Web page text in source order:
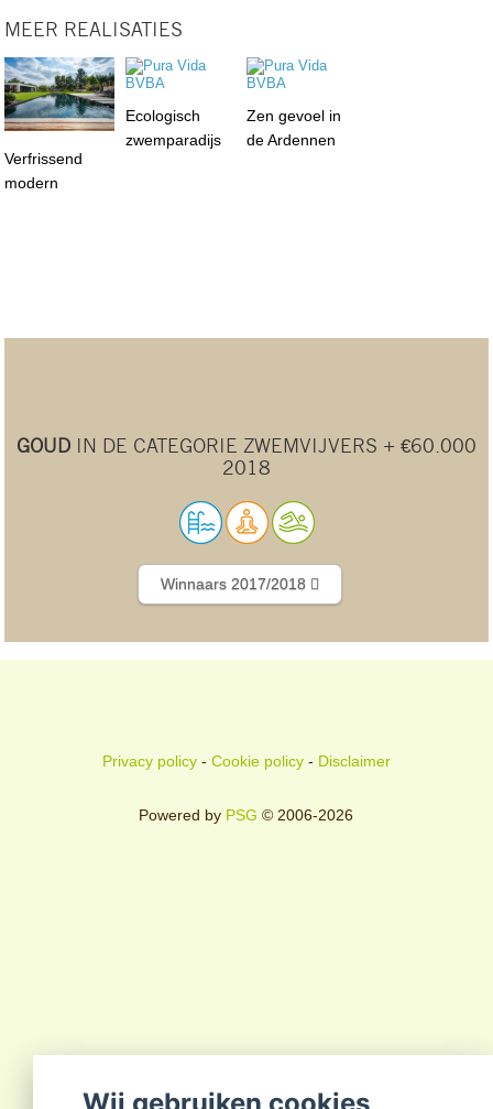
MEER REALISATIES
Verfrissend
modern
Ecologisch
zwemparadijs
Zen gevoel in
de Ardennen
GOUDIN DE CATEGORIE ZWEMVIJVERS + €60.000
2018
Winnaars 2017/2018
Privacy policy- Cookie policy- Disclaimer
Powered by PSG © 2006-2026